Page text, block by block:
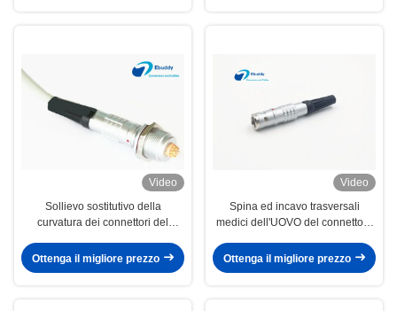
Video
Sollievo sostitutivo della
curvatura dei connettori del
circolari 8 di LEMO facoltativo
Ottenga il migliore prezzo
Video
Spina ed incavo trasversali
medici dell'UOVO del connettore
Ottenga il migliore prezzo